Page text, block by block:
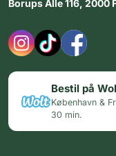
Borups Alle 116, 2000
Bestil på
København &
30 min.